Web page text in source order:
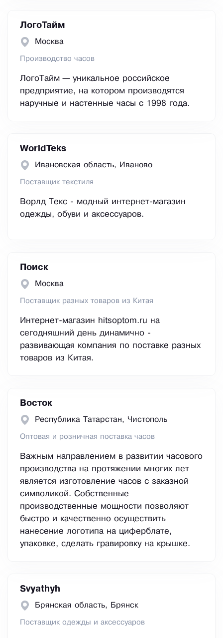
ЛогоТайм
Москва
Производство часов
ЛогоТайм — уникальное российское
предприятие, на котором производятся
наручные и настенные часы с 1998 года.
WorldTeks
Ивановская область, Иваново
Поставщик текстиля
Ворлд Текс - модный интернет-магазин
одежды, обуви и аксессуаров.
Поиск
Москва
Поставщик разных товаров из Китая
Интернет-магазин hitsoptom.ru на
сегодняшний день динамично -
развивающая компания по поставке разных
товаров из Китая.
Восток
Республика Татарстан, Чистополь
Оптовая и розничная поставка часов
Важным направлением в развитии часового
производства на протяжении многих лет
является изготовление часов с заказной
символикой. Собственные
производственные мощности позволяют
быстро и качественно осуществить
нанесение логотипа на циферблате,
упаковке, сделать гравировку на крышке.
Svyathyh
Брянская область, Брянск
Поставщик одежды и аксессуаров